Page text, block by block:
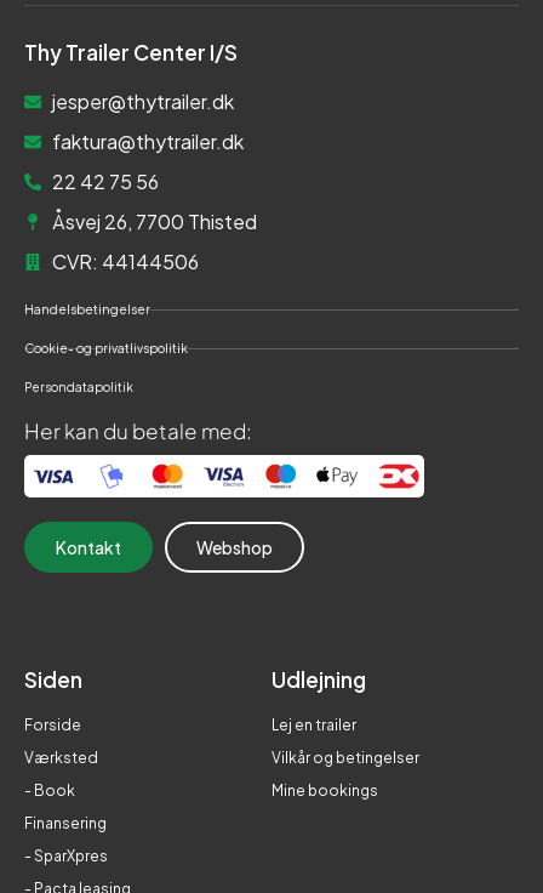
Thy Trailer Center I/S
jesper@thytrailer.dk
faktura@thytrailer.dk
22 42 75 56
Åsvej 26, 7700 Thisted
CVR: 44144506
Handelsbetingelser
Cookie- og privatlivspolitik
Persondatapolitik
Her kan du betale med:
Kontakt Webshop
Siden
Forside
Værksted
- Book
Finansering
- SparXpres
- Pacta leasing
Udlejning
Lej en trailer
Vilkår og betingelser
Mine bookings